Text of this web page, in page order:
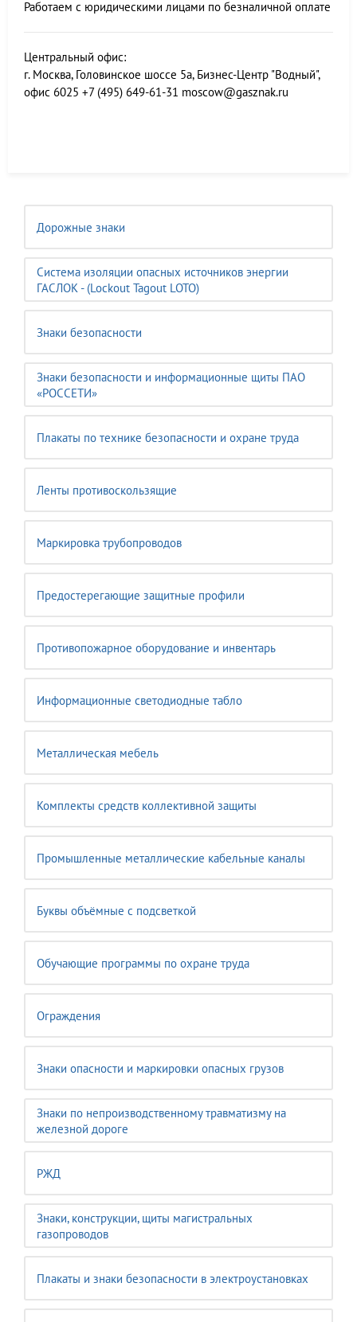
Дорожные знаки
Система изоляции опасных источников энергии
ГАСЛОК - (Lockout Tagout LOTO)
Знаки безопасности
Знаки безопасности и информационные щиты ПАО
«РОССЕТИ»
Плакаты по технике безопасности и охране труда
Ленты противоскользящие
Маркировка трубопроводов
Предостерегающие защитные профили
Противопожарное оборудование и инвентарь
Информационные светодиодные табло
Металлическая мебель
Комплекты средств коллективной защиты
Промышленные металлические кабельные каналы
Буквы объёмные с подсветкой
Обучающие программы по охране труда
Ограждения
Знаки опасности и маркировки опасных грузов
Знаки по непроизводственному травматизму на
железной дороге
РЖД
Знаки, конструкции, щиты магистральных
газопроводов
Плакаты и знаки безопасности в электроустановках
Работаем с юридическими лицами по безналичной оплате
Центральный офис:
г. Москва, Головинское шоссе 5а, Бизнес-Центр "Водный",
офис 6025 +7 (495) 649-61-31 moscow@gasznak.ru